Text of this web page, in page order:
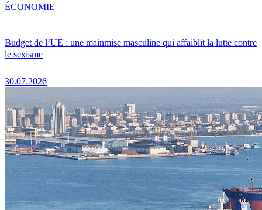
Budget de l’UE : une mainmise masculine qui affaiblit la lutte contre
le sexisme
30.07.2026
ÉCONOMIE